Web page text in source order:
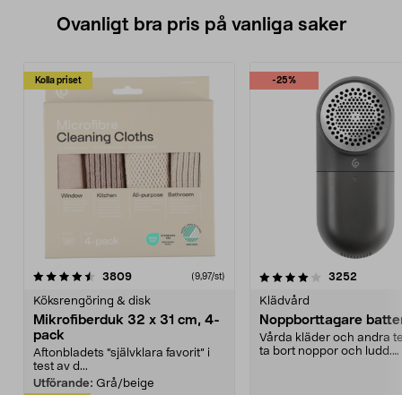
Ovanligt bra pris på vanliga saker
Kolla priset
3809recensioner (9,97/st)
Köksrengöring & disk
Mikrofiberduk 32 x 31 cm, 4-
pack
Aftonbladets "självklara favorit” i
test av d...
Utförande: Grå/beige
-25%
4.0av 5 stjärnor 3252
Klädvård
Noppborttagare
Vårda kläder och andra
ta bort noppor och ludd.
4.5av 5 stjärnor